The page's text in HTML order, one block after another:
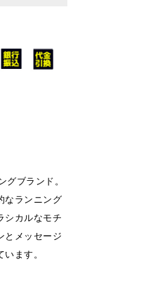
ブランド。
なランニング
シカルなモチ
とメッセージ
ます。